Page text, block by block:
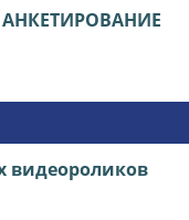
видеороликов